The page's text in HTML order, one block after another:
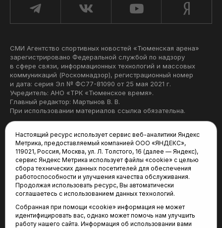
СМИ Агентство спортивных новостей «Тюменская арена»
зарегистрировано Федеральной службой по надзору
в сфере связи, информационных технологий и массовых
коммуникаций (Роскомнадзор), регистрационный номер
и дата: серия Эл № ФС77-81090 от 25 мая 2021 г.
Учредитель: АНО «ТРК «Тюменское время».
Главный редактор: Мартынов В. В.
При использовании материалов ссылка обязательна.
Редакция:
625035, Тюмень, пр. Геологоразведчиков, 28А
(3452) 68-22-28
tum-arena@mail.ru
Отдел продаж:
(3452) 68-89-78
kotovaev@sibinformburo.ru
Настоящий ресурс использует сервис веб-аналитики Яндекс
Метрика, предоставляемый компанией ООО «ЯНДЕКС»,
119021, Россия, Москва, ул. Л. Толстого, 16 (далее — Яндекс),
сервис Яндекс Метрика использует файлы «cookie» с целью
сбора технических данных посетителей для обеспечения
работоспособности и улучшения качества обслуживания.
Продолжая использовать ресурс, Вы автоматически
соглашаетесь с использованием данных технологий.
Собранная при помощи «cookie» информация не может
идентифицировать вас, однако может помочь нам улучшить
работу нашего сайта. Информация об использовании вами